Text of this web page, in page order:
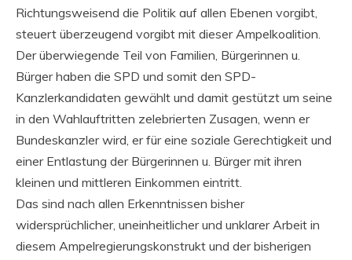
Richtungsweisend die Politik auf allen Ebenen vorgibt,
steuert überzeugend vorgibt mit dieser Ampelkoalition.
Der überwiegende Teil von Familien, Bürgerinnen u.
Bürger haben die SPD und somit den SPD-
Kanzlerkandidaten gewählt und damit gestützt um seine
in den Wahlauftritten zelebrierten Zusagen, wenn er
Bundeskanzler wird, er für eine soziale Gerechtigkeit und
einer Entlastung der Bürgerinnen u. Bürger mit ihren
kleinen und mittleren Einkommen eintritt.
Das sind nach allen Erkenntnissen bisher
widersprüchlicher, uneinheitlicher und unklarer Arbeit in
diesem Ampelregierungskonstrukt und der bisherigen